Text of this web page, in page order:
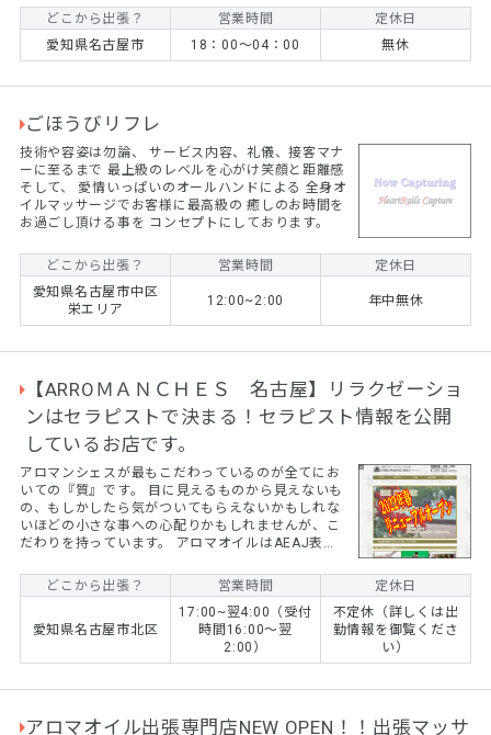
状のお客様からご愛好賜っております。 一休では、
お客様お一人お一人に寄り添って、環境や状況やメ
ンタルに合わせて施術をご提供させて頂く事をモッ
トーにしております。 勿論、カップルやご夫婦、お
で頂いております...
どこから出張？ 営業時間
定休日
愛知県名古屋市
18：00～04：00 無休
ごほうびリフレ
技術や容姿は勿論、 サービス内容、礼儀、接客マナ
ーに至るまで 最上級のレベルを心がけ笑顔と距離感
そして、 愛情いっぱいのオールハンドによる 全身オ
イルマッサージでお客様に最高級の 癒しのお時間を
お過ごし頂ける事を コンセプトにしております。
どこから出張？ 営業時間
定休日
愛知県名古屋市中区
栄エリア
12:00~2:00 年中無休
【ARROＭＡＮＣＨＥＳ 名古屋】リラクゼーショ
ンはセラピストで決まる！セラピスト情報を公開
しているお店です。
アロマンシェスが最もこだわっているのが全てにお
いての『質』です。 目に見えるものから見えないも
の、もしかしたら気がついてもらえないかもしれな
いほどの小さな事への心配りかもしれませんが、こ
だわりを持っています。 アロマオイルはAEAJ表示
また、セラピスト情報の公開もできるだけ行なうよ
うにし、初めてのお客様でも安心してお問い合わせ
いただけるようにしています。 お客様やセラピスト
との信用、信頼を第一に考えているお店です。 最高
の質だけを取り扱う事で得られる贅沢三昧はアロマ
ンシェスにお任せください。
どこから出張？ 営業時間 定休日
愛知県名古屋市北区
17:00~翌4:00（受付
時間16:00～翌
2:00）
不定休（詳しくは出
勤情報を御覧くださ
い）
アロマオイル出張専門店NEW OPEN！！出張マッサ